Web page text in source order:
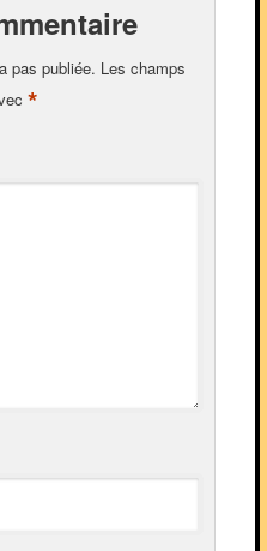
pas publiée. Les champs
*